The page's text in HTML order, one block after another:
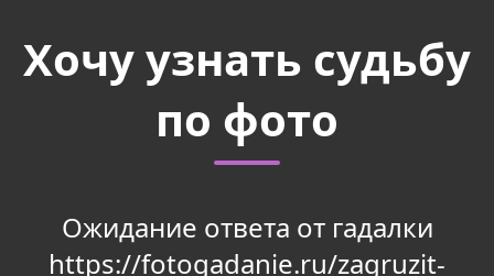
Хочу узнать судьбу
по фото
Ожидание ответа от гадалки
https://fotogadanie.ru/zagruzit-